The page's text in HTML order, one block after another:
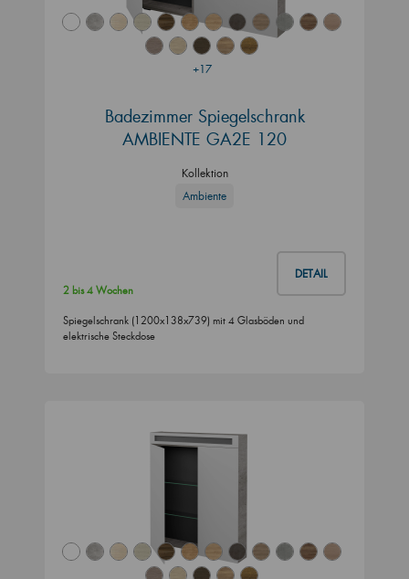
+17
Badezimmer Spiegelschrank
AMBIENTE GA2E 120
Kollektion
Ambiente
DETAIL
2 bis 4 Wochen
Spiegelschrank (1200x138x739) mit 4 Glasböden und
elektrische Steckdose